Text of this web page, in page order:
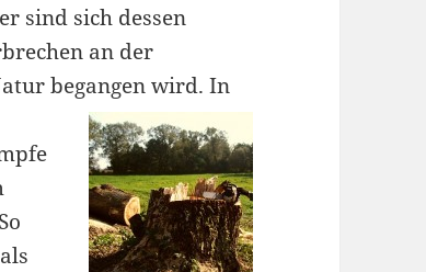
sind sich dessen
an der
begangen wird. In